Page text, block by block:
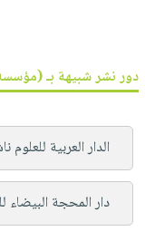
دور نشر شبيهة بـ
الدار العربية للعلوم
دار المحجة البيضاء